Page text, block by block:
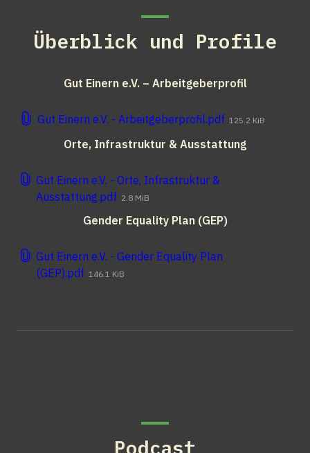
Überblick und Profile
Gut Einern e.V. – Arbeitgeberprofil
Gut Einern e.V. - Arbeitgeberprofil.pdf 125.2 KiB
Orte, Infrastruktur & Ausstattung
Gut Einern e.V. - Orte, Infrastruktur &
Ausstattung.pdf 2.8 MiB
Gender Equality Plan (GEP)
Gut Einern e.V. - Gender Equality Plan
(GEP).pdf 146.1 KiB